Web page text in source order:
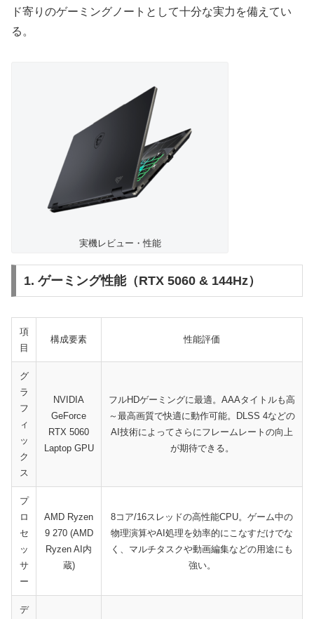
ド寄りのゲーミングノートとして十分な実力を備えてい
る。
実機レビュー・性能
1. ゲーミング性能（RTX 5060 & 144Hz）
項
目
構成要素 性能評価
グ
ラ
フ
ィ
ッ
ク
ス
NVIDIA
GeForce
RTX 5060
Laptop GPU
フルHDゲーミングに最適。AAAタイトルも高
～最高画質で快適に動作可能。DLSS 4などの
AI技術によってさらにフレームレートの向上
が期待できる。
プ
ロ
セ
ッ
サ
ー
AMD Ryzen
9 270 (AMD
Ryzen AI内
蔵)
8コア/16スレッドの高性能CPU。ゲーム中の
物理演算やAI処理を効率的にこなすだけでな
く、マルチタスクや動画編集などの用途にも
強い。
デ